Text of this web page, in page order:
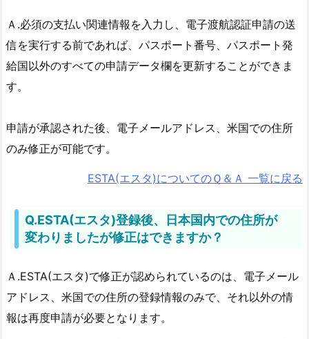
Ａ.必須の支払い関連情報を入力し、電子渡航認証申請の送
信を実行する前であれば、パスポート番号、パスポート発
給国以外のすべての申請データ欄を更新することができま
す。
申請が承認された後、電子メールアドレス、米国での住所
のみ修正が可能です。
ESTA(エスタ)についてのＱ＆Ａ 一覧に戻る
Q.ESTA(エスタ)登録後、日本国内での住所が
変わりましたが修正はできますか？
Ａ.ESTA(エスタ)で修正が認められているのは、電子メール
アドレス、米国での住所の登録情報のみで、それ以外の情
報は再度申請が必要となります。